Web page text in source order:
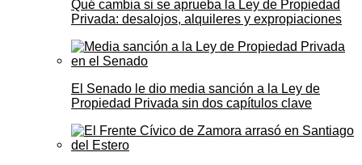
Qué cambia si se aprueba la Ley de Propiedad
Privada: desalojos, alquileres y expropiaciones
El Senado le dio media sanción a la Ley de
Propiedad Privada sin dos capítulos clave